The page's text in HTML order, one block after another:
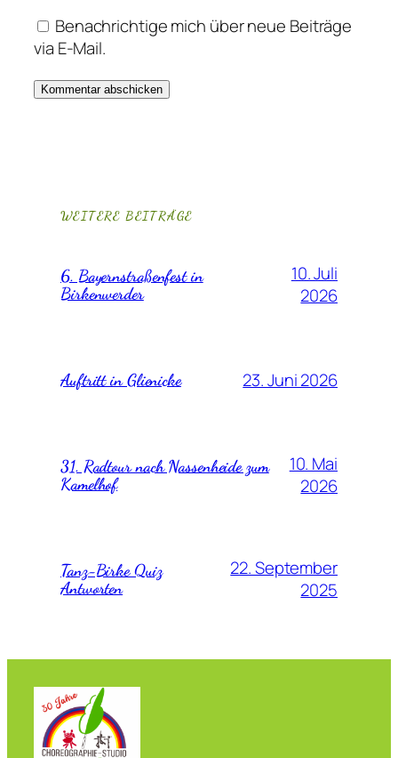
Benachrichtige mich über neue Beiträge
via E-Mail.
WEITERE BEITRÄGE
6. Bayernstraßenfest in
Birkenwerder
10. Juli
2026
Auftritt in Glienicke 23. Juni 2026
31. Radtour nach Nassenheide zum
Kamelhof
10. Mai
2026
Tanz-Birke Quiz
Antworten
22. September
2025